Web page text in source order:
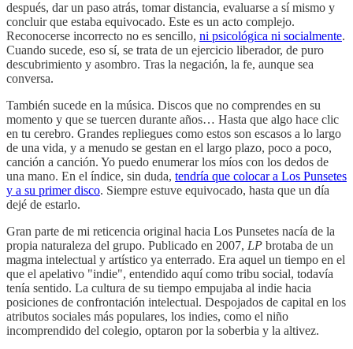
después, dar un paso atrás, tomar distancia, evaluarse a sí mismo y
concluir que estaba equivocado. Este es un acto complejo.
Reconocerse incorrecto no es sencillo, ni psicológica ni socialmente.
Cuando sucede, eso sí, se trata de un ejercicio liberador, de puro
descubrimiento y asombro. Tras la negación, la fe, aunque sea
conversa.
También sucede en la música. Discos que no comprendes en su
momento y que se tuercen durante años… Hasta que algo hace clic
en tu cerebro. Grandes repliegues como estos son escasos a lo largo
de una vida, y a menudo se gestan en el largo plazo, poco a poco,
canción a canción. Yo puedo enumerar los míos con los dedos de
una mano. En el índice, sin duda, tendría que colocar a Los Punsetes
y a su primer disco. Siempre estuve equivocado, hasta que un día
dejé de estarlo.
Gran parte de mi reticencia original hacia Los Punsetes nacía de la
propia naturaleza del grupo. Publicado en 2007, LP brotaba de un
magma intelectual y artístico ya enterrado. Era aquel un tiempo en el
que el apelativo "indie", entendido aquí como tribu social, todavía
tenía sentido. La cultura de su tiempo empujaba al indie hacia
posiciones de confrontación intelectual. Despojados de capital en los
atributos sociales más populares, los indies, como el niño
incomprendido del colegio, optaron por la soberbia y la altivez.